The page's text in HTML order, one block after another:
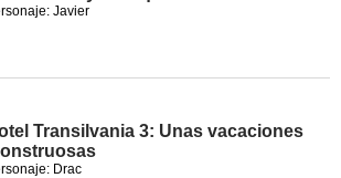
Javier
Transilvania 3: Unas vacaciones
Drac